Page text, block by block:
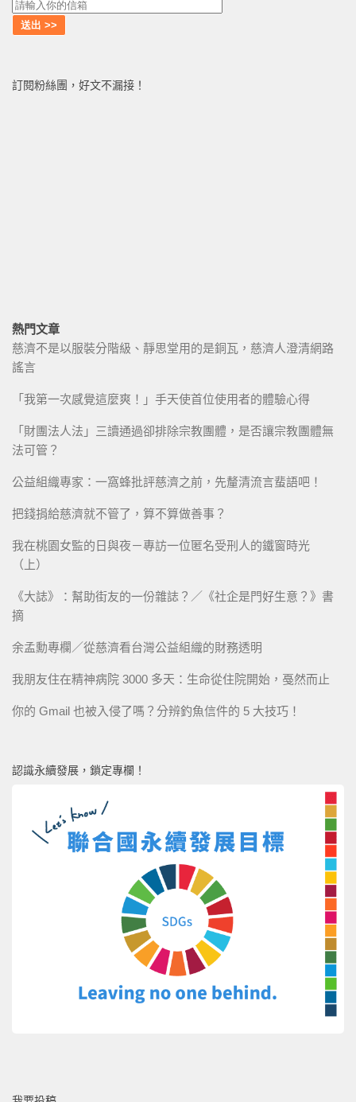
訂閱粉絲團，好文不漏接！
熱門文章
慈濟不是以服裝分階級、靜思堂用的是銅瓦，慈濟人澄清網路
謠言
「我第一次感覺這麼爽！」手天使首位使用者的體驗心得
「財團法人法」三讀通過卻排除宗教團體，是否讓宗教團體無
法可管？
公益組織專家：一窩蜂批評慈濟之前，先釐清流言蜚語吧！
把錢捐給慈濟就不管了，算不算做善事？
我在桃園女監的日與夜－專訪一位匿名受刑人的鐵窗時光
（上）
《大誌》：幫助街友的一份雜誌？／《社企是門好生意？》書
摘
余孟勳專欄／從慈濟看台灣公益組織的財務透明
我朋友住在精神病院 3000 多天：生命從住院開始，戞然而止
你的 Gmail 也被入侵了嗎？分辨釣魚信件的 5 大技巧！
認識永續發展，鎖定專欄！